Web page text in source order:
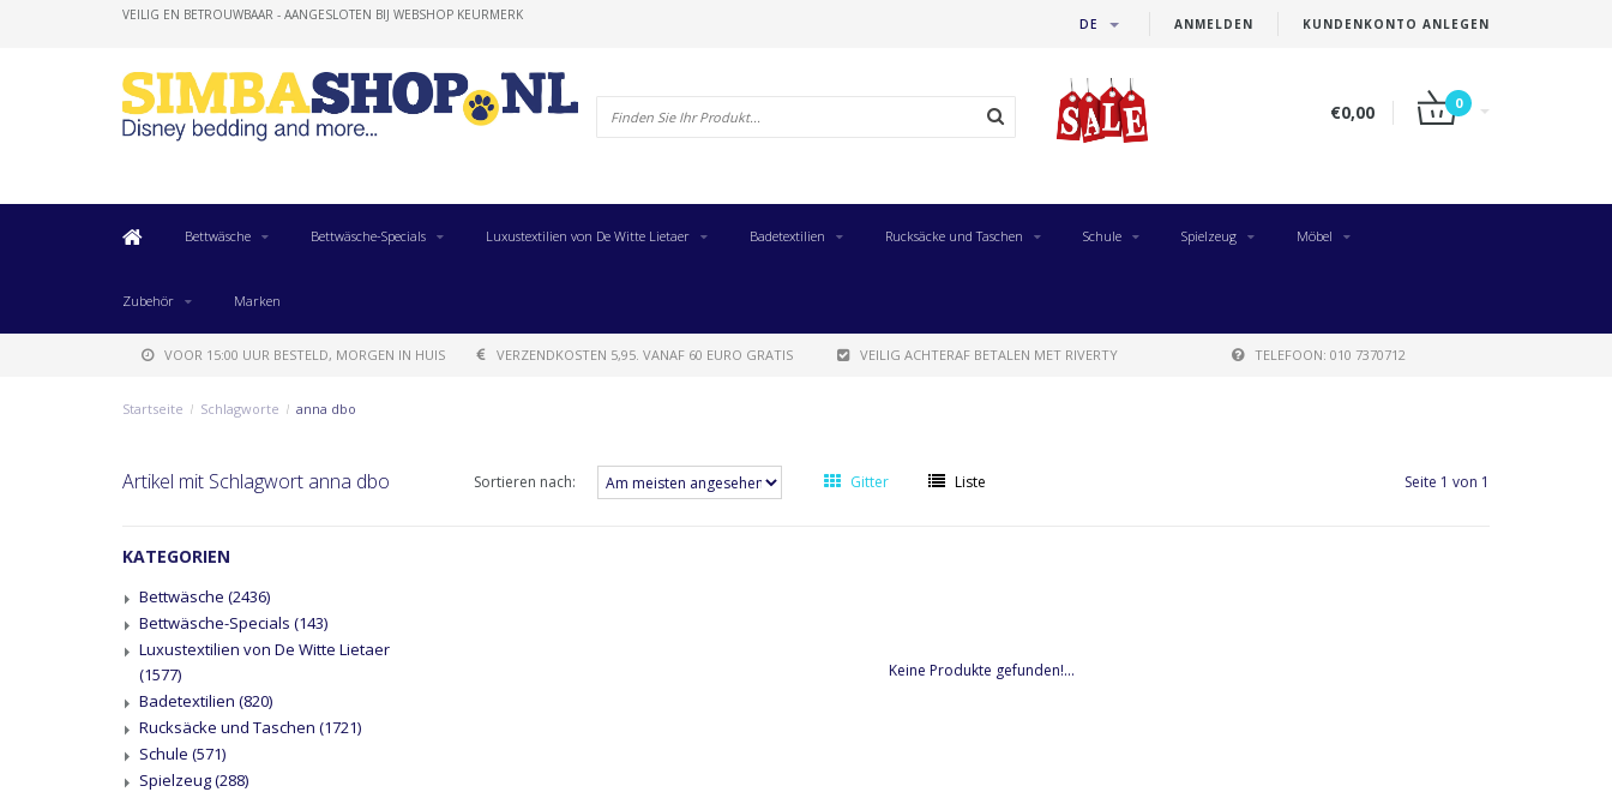
ANMELDEN KUNDENKONTO ANLEGEN
DE
VEILIG EN BETROUWBAAR - AANGESLOTEN BIJ WEBSHOP KEURMERK
€0,00 0
Bettwäsche Bettwäsche-Specials Luxustextilien von De Witte Lietaer Badetextilien Rucksäcke und Taschen Schule Spielzeug Möbel
Zubehör Marken
VOOR 15:00 UUR BESTELD, MORGEN IN HUIS VERZENDKOSTEN 5,95. VANAF 60 EURO GRATIS VEILIG ACHTERAF BETALEN MET RIVERTY TELEFOON: 010 7370712
Startseite / Schlagworte / anna dbo
Artikel mit Schlagwort anna dbo Sortieren nach: Gitter Liste Seite 1 von 1
KATEGORIEN
Bettwäsche (2436)
Bettwäsche-Specials (143)
Luxustextilien von De Witte Lietaer
(1577)
Badetextilien (820)
Rucksäcke und Taschen (1721)
Schule (571)
Spielzeug(288)
Keine Produkte gefunden!...